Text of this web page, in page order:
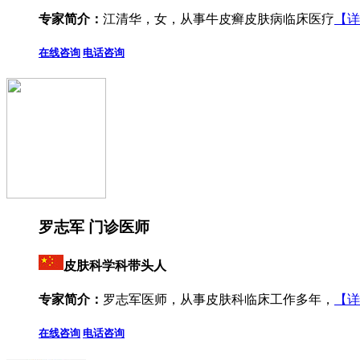
专家简介： 江清华，女，从事牛皮癣皮肤病临床医疗 【
在线咨询 电话咨询
罗志军 门诊医师
皮肤科学科带头人
专家简介： 罗志军医师，从事皮肤科临床工作多年， 【
在线咨询 电话咨询